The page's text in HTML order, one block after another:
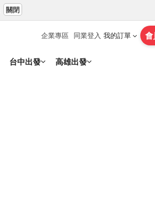
關閉
企業專區 同業登入 我的訂單 會
台中出發 高雄出發